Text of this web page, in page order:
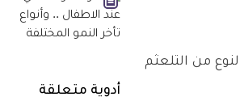
من التلعثم
أدوية متعلقة